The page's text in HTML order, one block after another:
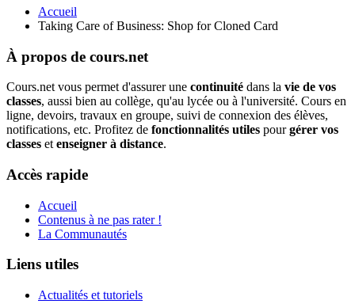
Accueil
Taking Care of Business: Shop for Cloned Card
À propos de cours.net
Cours.net vous permet d'assurer une continuité dans la vie de vos
classes, aussi bien au collège, qu'au lycée ou à l'université. Cours en
ligne, devoirs, travaux en groupe, suivi de connexion des élèves,
notifications, etc. Profitez de fonctionnalités utiles pourgérer vos
classes et enseigner à distance.
Accès rapide
Accueil
Contenus à ne pas rater !
La Communautés
Liens utiles
Actualités et tutoriels